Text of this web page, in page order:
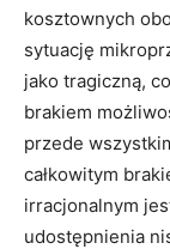
kosztownych
sytuację
jako tragiczną,
brakiem
przede
całkowitym
irracjonalnym
udostępnienia